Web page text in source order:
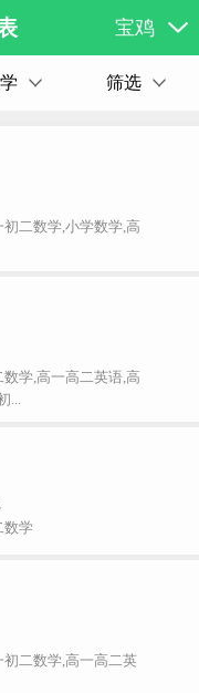
宝鸡
筛选
二数学,小学数学,高
学,高一高二英语,高
...
数学
二数学,高一高二英